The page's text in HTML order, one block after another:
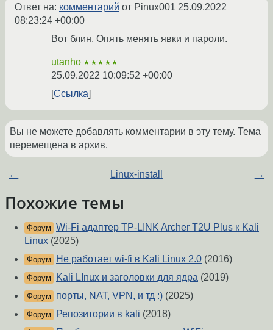
Ответ на: комментарий от Pinux001 25.09.2022
08:23:24 +00:00
Вот блин. Опять менять явки и пароли.
utanho ★★★★★
25.09.2022 10:09:52 +00:00
Ссылка
Вы не можете добавлять комментарии в эту тему. Тема
перемещена в архив.
← Linux-install →
Похожие темы
Форум Wi-Fi адаптер TP-LINK Archer T2U Plus к Kali
Linux (2025)
Форум Не работает wi-fi в Kali Linux 2.0 (2016)
Форум Kali LInux и заголовки для ядра (2019)
Форум порты, NAT, VPN, и тд :) (2025)
Форум Репозитории в kali (2018)